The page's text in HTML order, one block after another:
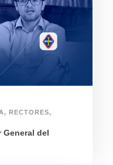
, RECTORES,
General del